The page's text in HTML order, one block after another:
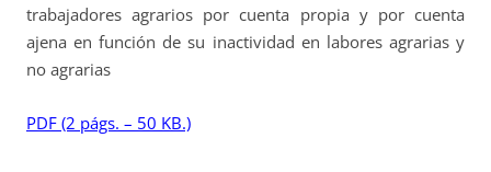
trabajadores agrarios por cuenta propia y por cuenta
ajena en función de su inactividad en labores agrarias y
no agrarias
PDF (2 págs. – 50 KB.)